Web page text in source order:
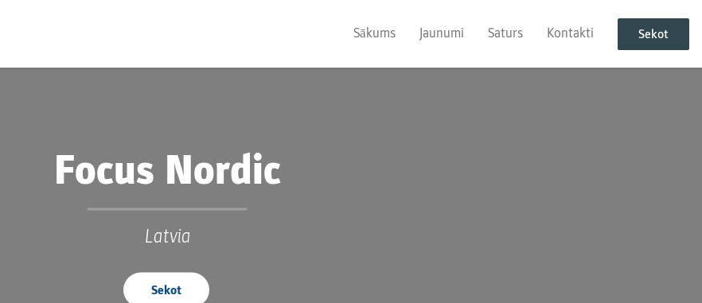
Sākums Jaunumi Saturs Kontakti Sekot
Focus Nordic
Latvia
Sekot